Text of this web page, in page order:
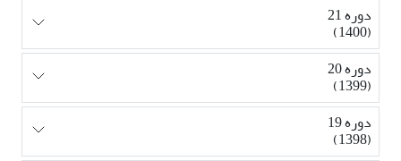
دوره 21
(1400)
دوره 20
(1399)
دوره 19
(1398)